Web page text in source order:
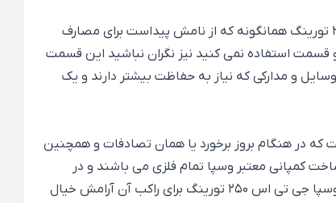
تفاوتی ندارد شما جزو کدامیک از گروه های بالا هستید و یا حتی نیستید. پیشنهاد ما به همه شما یکی ست . موتور وسپا جی تی اس 250 تورینگ همانگونه که از نامش پیداست برای مصارف
قسمت استفاده نمی کنید نیز نگران نباشید این قسمت
و مدارکی که نیاز به حفاظت بیشتر دارند و یک
که در هنگام بروز برخورد یا همان تصادفات و همچنین
کمپانی معتبر وسپا تمام فلزی می باشند و در
صورت بروز حادثه و برخورد نیاز به تعویض ندارند و قابلیت صافکاری و نقاشی مجدد دارند اما همین گارد محافظ در اطراف موتور سیکلت وسپا جی تی اس 250 تورینگ برای راکب آن آرامش خیال